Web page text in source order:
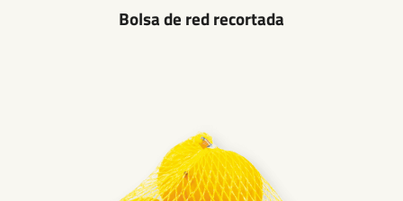
Bolsa de red recortada